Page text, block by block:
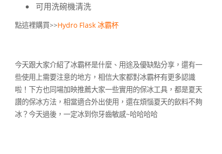
可用洗碗機清洗
點這裡購買>>Hydro Flask 冰霸杯
今天跟大家介紹了冰霸杯是什麼、用途及優缺點分享，還有一
些使用上需要注意的地方，相信大家都對冰霸杯有更多認識
啦！下方也同場加映推薦大家一些實用的保冰工具，都是夏天
讚的保冰方法，相當適合外出使用，還在煩惱夏天的飲料不夠
冰？今天過後，一定冰到你牙齒敏感~哈哈哈哈